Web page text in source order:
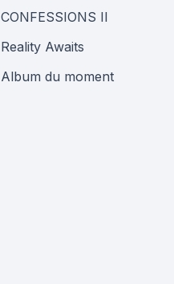
CONFESSIONS II
Reality Awaits
Album du moment